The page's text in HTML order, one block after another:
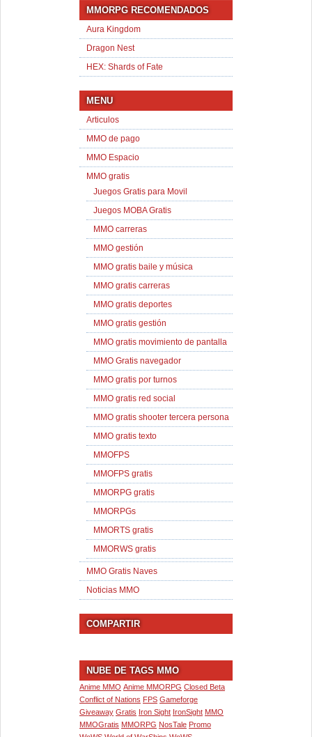
MMORPG RECOMENDADOS
Aura Kingdom
Dragon Nest
HEX: Shards of Fate
MENU
Articulos
MMO de pago
MMO Espacio
MMO gratis
Juegos Gratis para Movil
Juegos MOBA Gratis
MMO carreras
MMO gestión
MMO gratis baile y música
MMO gratis carreras
MMO gratis deportes
MMO gratis gestión
MMO gratis movimiento de pantalla
MMO Gratis navegador
MMO gratis por turnos
MMO gratis red social
MMO gratis shooter tercera persona
MMO gratis texto
MMOFPS
MMOFPS gratis
MMORPG gratis
MMORPGs
MMORTS gratis
MMORWS gratis
MMO Gratis Naves
Noticias MMO
COMPARTIR
NUBE DE TAGS MMO
Anime MMO Anime MMORPG Closed Beta
Conflict of Nations FPS Gameforge
Giveaway Gratis Iron Sight IronSight MMO
MMOGratis MMORPG NosTale Promo